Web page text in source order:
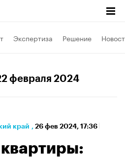
Экспертиза Решение
февраля 2024
край , 26 фев 2024, 17:36